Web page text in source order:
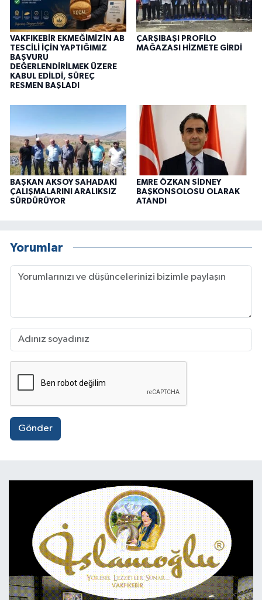
VAKFIKEBİR EKMEĞİMİZİN AB
TESCİLİ İÇİN YAPTIĞIMIZ
BAŞVURU
DEĞERLENDİRİLMEK ÜZERE
KABUL EDİLDİ, SÜREÇ
RESMEN BAŞLADI
ÇARŞIBAŞI PROFİLO
MAĞAZASI HİZMETE GİRDİ
BAŞKAN AKSOY SAHADAKİ
ÇALIŞMALARINI ARALIKSIZ
SÜRDÜRÜYOR
EMRE ÖZKAN SİDNEY
BAŞKONSOLOSU OLARAK
ATANDI
Yorumlar
Gönder